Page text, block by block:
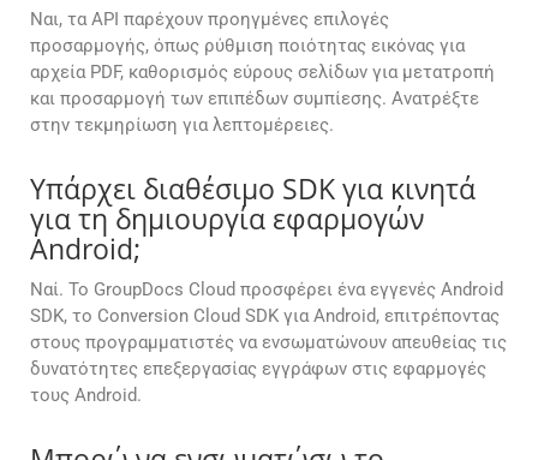
Ναι, τα API παρέχουν προηγμένες επιλογές
προσαρμογής, όπως ρύθμιση ποιότητας εικόνας για
αρχεία PDF, καθορισμός εύρους σελίδων για μετατροπή
και προσαρμογή των επιπέδων συμπίεσης. Ανατρέξτε
στην τεκμηρίωση για λεπτομέρειες.
Υπάρχει διαθέσιμο SDK για κινητά
για τη δημιουργία εφαρμογών
Android;
Ναί. Το GroupDocs Cloud προσφέρει ένα εγγενές Android
SDK, το Conversion Cloud SDK για Android, επιτρέποντας
στους προγραμματιστές να ενσωματώνουν απευθείας τις
δυνατότητες επεξεργασίας εγγράφων στις εφαρμογές
τους Android.